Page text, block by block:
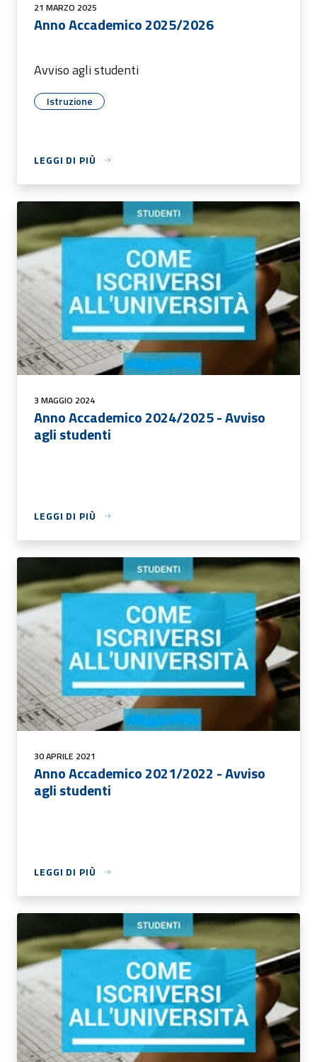
21 MARZO 2025
Anno Accademico 2025/2026
Avviso agli studenti
Istruzione
LEGGI DI PIÙ
3 MAGGIO 2024
Anno Accademico 2024/2025 - Avviso
agli studenti
LEGGI DI PIÙ
30 APRILE 2021
Anno Accademico 2021/2022 - Avviso
agli studenti
LEGGI DI PIÙ